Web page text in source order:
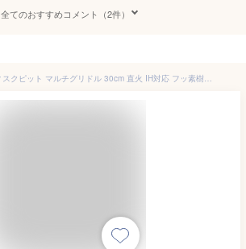
全てのおすすめコメント（2件）
VASTLAND ディスクピット マルチグリドル 30cm 直火 IH対応 フッ素樹脂加工 耐熱加工